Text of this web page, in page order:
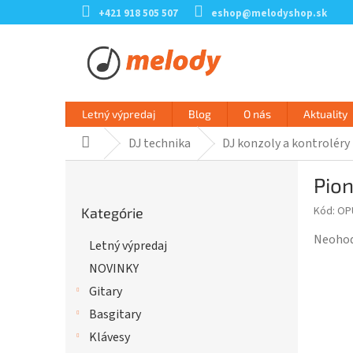
na
+421 918 505 507 eshop@melodyshop.sk
Letný výpredaj Blog O nás Aktuality
DomovDJ technika DJ konzoly a kontroléry
kategórie
Kategórie
Letný výpredaj
NOVINKY
Gitary
Basgitary
Klávesy
Kód: